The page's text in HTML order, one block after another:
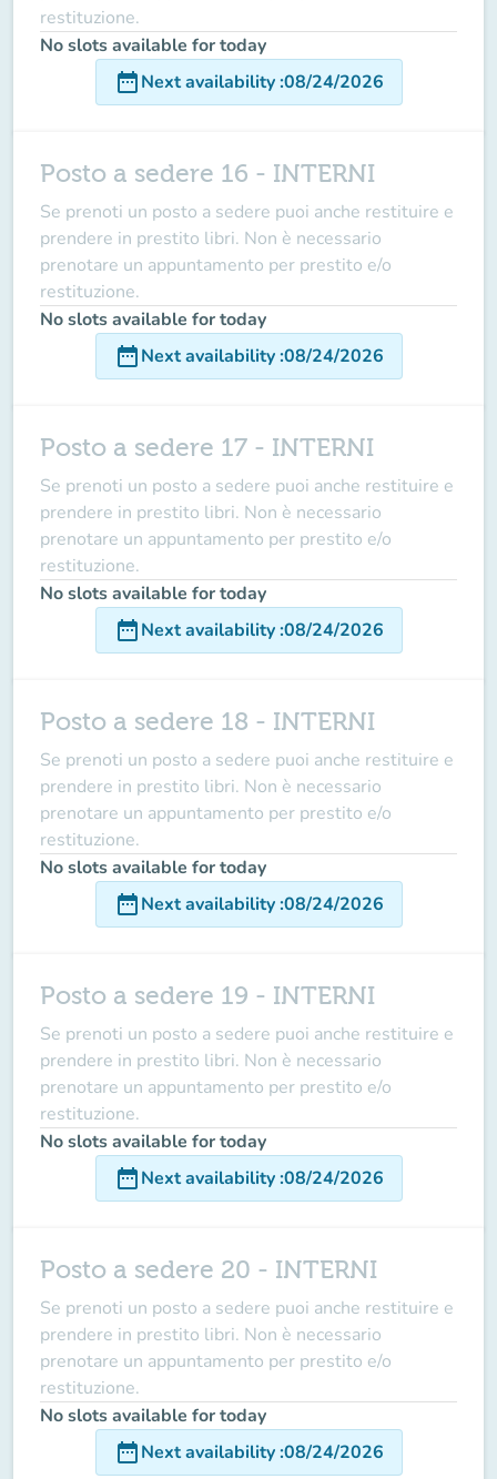
restituzione.
No slots available for today
date_rangeNext availability:08/24/2026
Posto a sedere 16 - INTERNI
Se prenoti un posto a sedere puoi anche restituire e
prendere in prestito libri. Non è necessario
prenotare un appuntamento per prestito e/o
restituzione.
No slots available for today
date_rangeNext availability:08/24/2026
Posto a sedere 17 - INTERNI
Se prenoti un posto a sedere puoi anche restituire e
prendere in prestito libri. Non è necessario
prenotare un appuntamento per prestito e/o
restituzione.
No slots available for today
date_rangeNext availability:08/24/2026
Posto a sedere 18 - INTERNI
Se prenoti un posto a sedere puoi anche restituire e
prendere in prestito libri. Non è necessario
prenotare un appuntamento per prestito e/o
restituzione.
No slots available for today
date_rangeNext availability:08/24/2026
Posto a sedere 19 - INTERNI
Se prenoti un posto a sedere puoi anche restituire e
prendere in prestito libri. Non è necessario
prenotare un appuntamento per prestito e/o
restituzione.
No slots available for today
date_rangeNext availability:08/24/2026
Posto a sedere 20 - INTERNI
Se prenoti un posto a sedere puoi anche restituire e
prendere in prestito libri. Non è necessario
prenotare un appuntamento per prestito e/o
restituzione.
No slots available for today
date_rangeNext availability:08/24/2026